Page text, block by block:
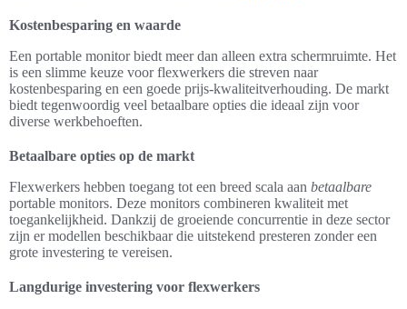
Kostenbesparing en waarde
Een portable monitor biedt meer dan alleen extra schermruimte. Het
is een slimme keuze voor flexwerkers die streven naar
kostenbesparing en een goede prijs-kwaliteitverhouding. De markt
biedt tegenwoordig veel betaalbare opties die ideaal zijn voor
diverse werkbehoeften.
Betaalbare opties op de markt
Flexwerkers hebben toegang tot een breed scala aan betaalbare
portable monitors. Deze monitors combineren kwaliteit met
toegankelijkheid. Dankzij de groeiende concurrentie in deze sector
zijn er modellen beschikbaar die uitstekend presteren zonder een
grote investering te vereisen.
Langdurige investering voor flexwerkers